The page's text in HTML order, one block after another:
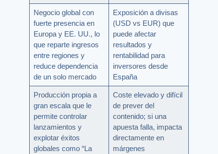
Negocio global con
fuerte presencia en
Europa y EE. UU., lo
que reparte ingresos
entre regiones y
reduce dependencia
de un solo mercado
Exposición a divisas
(USD vs EUR) que
puede afectar
resultados y
rentabilidad para
inversores desde
España
Producción propia a
gran escala que le
permite controlar
lanzamientos y
explotar éxitos
globales como “La
Coste elevado y difícil
de prever del
contenido; si una
apuesta falla, impacta
directamente en
márgenes